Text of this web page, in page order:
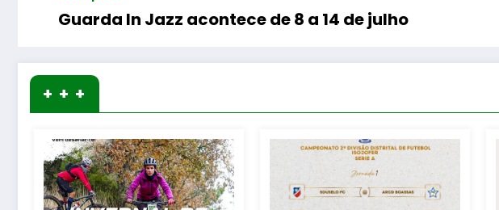
Guarda In Jazz acontece de 8 a 14 de julho
+ + +